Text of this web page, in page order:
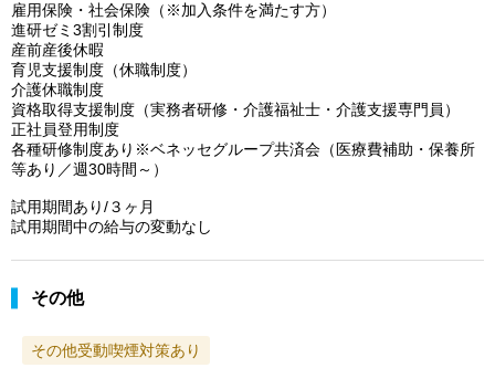
雇用保険・社会保険（※加入条件を満たす方）
進研ゼミ3割引制度
産前産後休暇
育児支援制度（休職制度）
介護休職制度
資格取得支援制度（実務者研修・介護福祉士・介護支援専門員）
正社員登用制度
各種研修制度あり※ベネッセグループ共済会（医療費補助・保養所
等あり／週30時間～）
試用期間あり/３ヶ月
試用期間中の給与の変動なし
その他
その他受動喫煙対策あり